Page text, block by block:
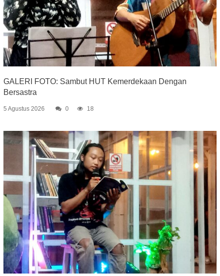
GALERI FOTO: Sambut HUT Kemerdekaan Dengan
Bersastra
5 Agustus 2026 0 18